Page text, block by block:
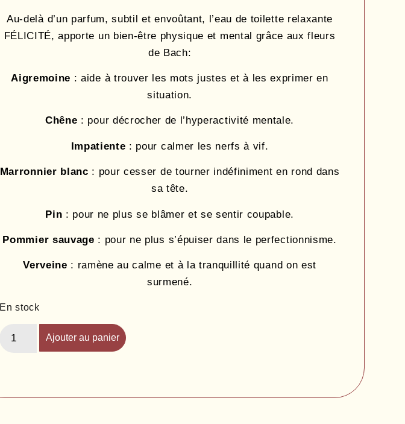
Au-delà d’un parfum, subtil et envoûtant, l’eau de toilette relaxante
FÉLICITÉ, apporte un bien-être physique et mental grâce aux fleurs
de Bach:
Aigremoine : aide à trouver les mots justes et à les exprimer en
situation.
Chêne : pour décrocher de l’hyperactivité mentale.
Impatiente : pour calmer les nerfs à vif.
Marronnier blanc : pour cesser de tourner indéfiniment en rond dans
sa tête.
Pin : pour ne plus se blâmer et se sentir coupable.
Pommier sauvage : pour ne plus s’épuiser dans le perfectionnisme.
Verveine : ramène au calme et à la tranquillité quand on est
surmené.
En stock
Ajouter au panier